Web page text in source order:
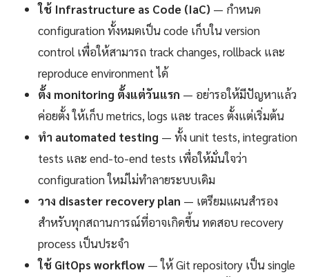
ใช้ Infrastructure as Code (IaC) — กำหนด
configuration ทั้งหมดเป็น code เก็บใน version
control เพื่อให้สามารถ track changes, rollback และ
reproduce environment ได้
ตั้ง monitoring ตั้งแต่วันแรก — อย่ารอให้มีปัญหาแล้ว
ค่อยตั้ง ให้เก็บ metrics, logs และ traces ตั้งแต่เริ่มต้น
ทำ automated testing — ทั้ง unit tests, integration
tests และ end-to-end tests เพื่อให้มั่นใจว่า
configuration ใหม่ไม่ทำลายระบบเดิม
วาง disaster recovery plan — เตรียมแผนสำรอง
สำหรับทุกสถานการณ์ที่อาจเกิดขึ้น ทดสอบ recovery
process เป็นประจำ
ใช้ GitOps workflow — ให้ Git repository เป็น single